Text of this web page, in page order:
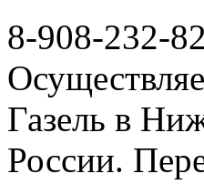
8-908-232-
Газель в
России.